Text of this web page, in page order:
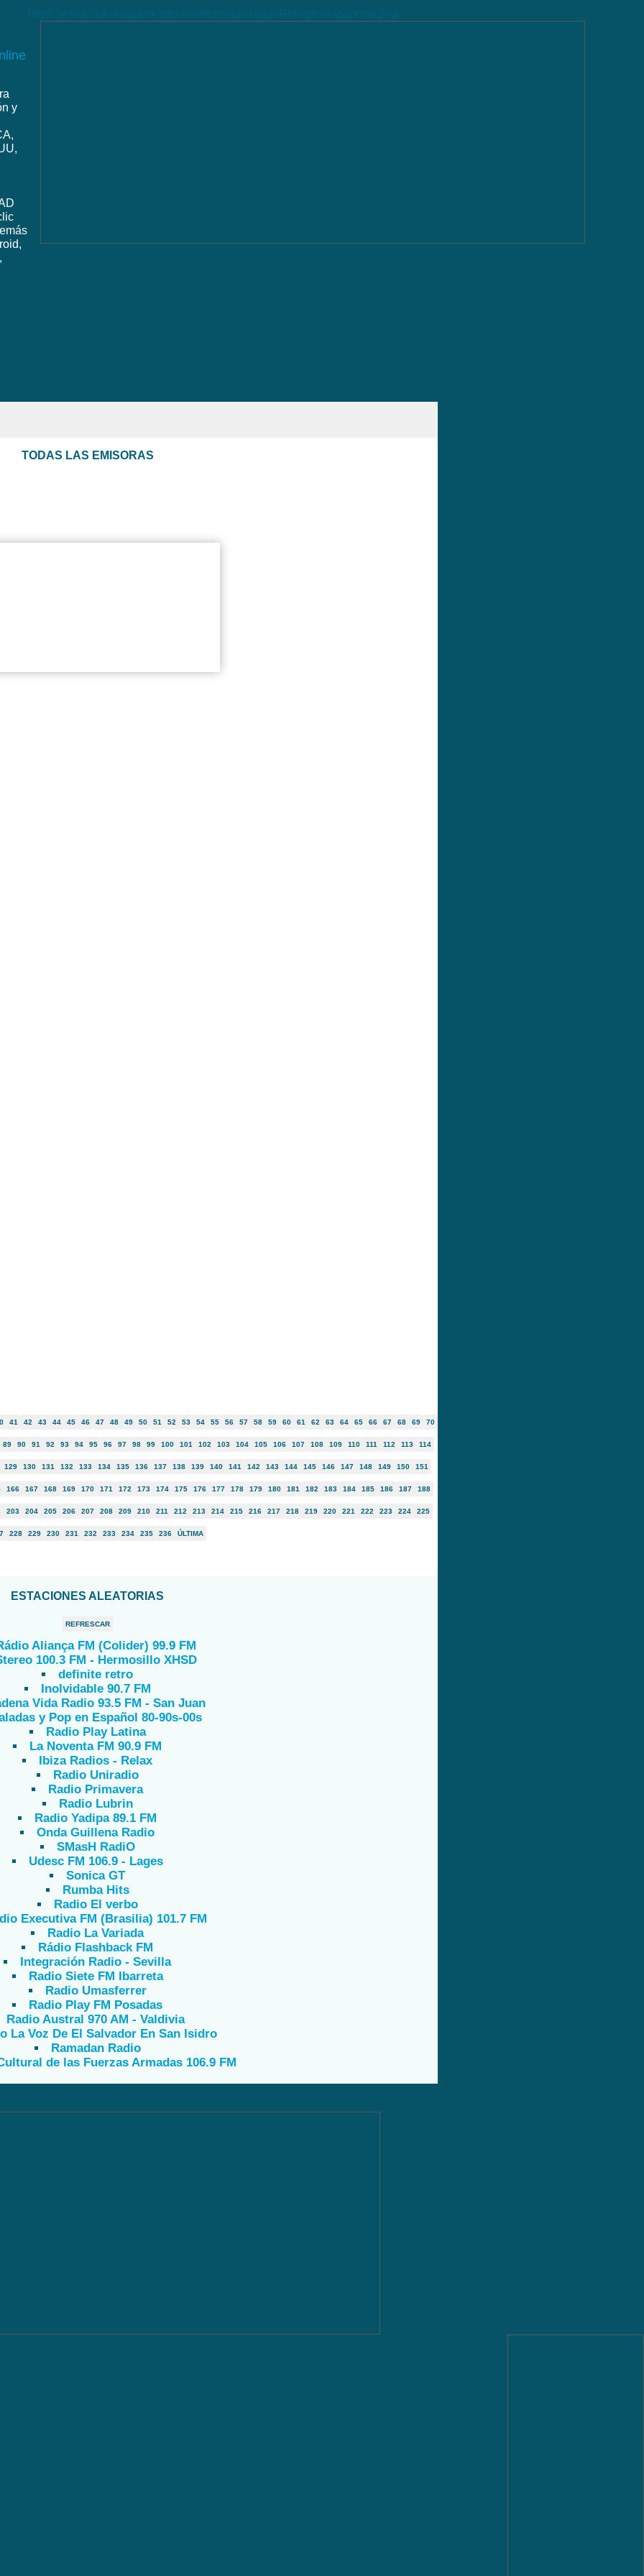
y
TODAS LAS EMISORAS
41 42 43 44 45 46 47 48 49 50 51 52 53 54 55 56 57 58 59 60 61 62 63 64 65 66 67 68 69 70
89 90 91 92 93 94 95 96 97 98 99 100 101 102 103 104 105 106 107 108 109 110 111 112 113 114
129 130 131 132 133 134 135 136 137 138 139 140 141 142 143 144 145 146 147 148 149 150 151
166 167 168 169 170 171 172 173 174 175 176 177 178 179 180 181 182 183 184 185 186 187 188
203 204 205 206 207 208 209 210 211 212 213 214 215 216 217 218 219 220 221 222 223 224 225
228 229 230 231 232 233 234 235 236 ÚLTIMA
ESTACIONES ALEATORIAS
REFRESCAR
Aliança FM (Colider) 99.9 FM
100.3 FM - Hermosillo XHSD
definite retro
Inolvidable 90.7 FM
Vida Radio 93.5 FM - San Juan
y Pop en Español 80-90s-00s
Radio Play Latina
La Noventa FM 90.9 FM
Ibiza Radios - Relax
Radio Uniradio
Radio Primavera
Radio Lubrin
Radio Yadipa 89.1 FM
Onda Guillena Radio
SMasH RadiO
Udesc FM 106.9 - Lages
Sonica GT
Rumba Hits
Radio El verbo
Executiva FM (Brasilia) 101.7 FM
Radio La Variada
Rádio Flashback FM
Integración Radio - Sevilla
Radio Siete FM Ibarreta
Radio Umasferrer
Radio Play FM Posadas
Radio Austral 970 AM - Valdivia
La Voz De El Salvador En San Isidro
Ramadan Radio
de las Fuerzas Armadas 106.9 FM